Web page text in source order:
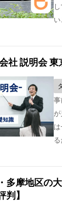
社 説明会
事
多摩地区の
判】